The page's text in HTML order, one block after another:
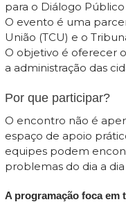
para o Diálogo
O evento é uma
União (TCU) e o
O objetivo é oferecer
a administração das
Por que participar?
O encontro não é
espaço de apoio
equipes podem
problemas do dia a
A programação foca em